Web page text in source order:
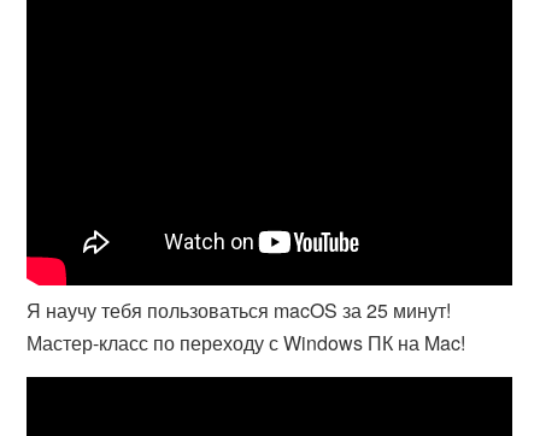
Я научу тебя пользоваться macOS за 25 минут!
Мастер-класс по переходу с Windows ПК на Mac!